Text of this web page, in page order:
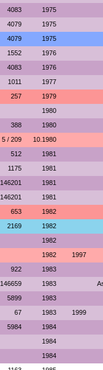
4083 1975
4079 1975
4079 1975
1552 1976
4083 1976
1011 1977
257 1979
1980
388 1980
5 / 209 10.1980
512 1981
1175 1981
146201 1981
146201 1981
653 1982
2169 1982
1982
1982 1997
922 1983
146659 1983
5899 1983
67 1983 1999
5984 1984
1984
1984